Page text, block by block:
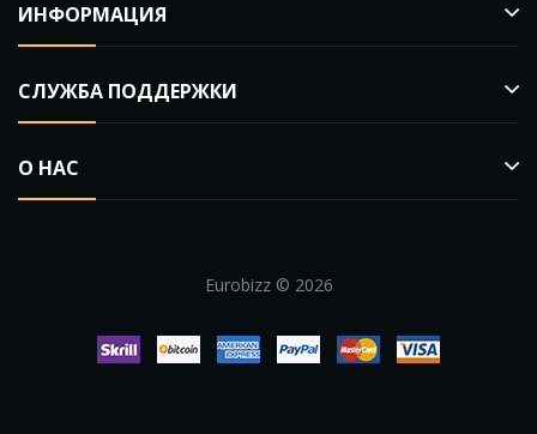
ИНФОРМАЦИЯ
СЛУЖБА ПОДДЕРЖКИ
О НАС
Eurobizz © 2026